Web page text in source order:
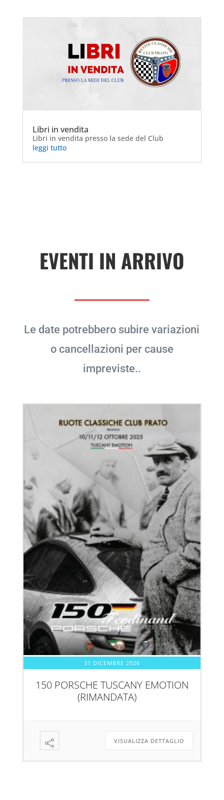
Libri in vendita
Libri in vendita presso la sede del Club
leggi tutto
EVENTI IN ARRIVO
Le date potrebbero subire variazioni
o cancellazioni per cause
impreviste..
31 DICEMBRE 2026
150 PORSCHE TUSCANY EMOTION
(RIMANDATA)
VISUALIZZA DETTAGLIO